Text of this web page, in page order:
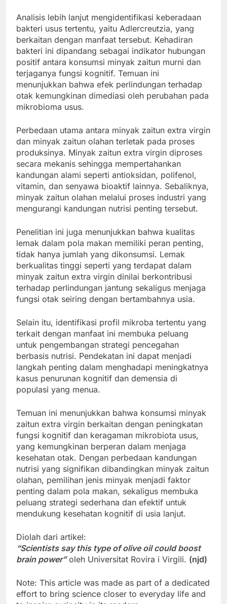
Analisis lebih lanjut mengidentifikasi keberadaan
bakteri usus tertentu, yaitu Adlercreutzia, yang
berkaitan dengan manfaat tersebut. Kehadiran
bakteri ini dipandang sebagai indikator hubungan
positif antara konsumsi minyak zaitun murni dan
terjaganya fungsi kognitif. Temuan ini
menunjukkan bahwa efek perlindungan terhadap
otak kemungkinan dimediasi oleh perubahan pada
mikrobioma usus.
Perbedaan utama antara minyak zaitun extra virgin
dan minyak zaitun olahan terletak pada proses
produksinya. Minyak zaitun extra virgin diproses
secara mekanis sehingga mempertahankan
kandungan alami seperti antioksidan, polifenol,
vitamin, dan senyawa bioaktif lainnya. Sebaliknya,
minyak zaitun olahan melalui proses industri yang
mengurangi kandungan nutrisi penting tersebut.
Penelitian ini juga menunjukkan bahwa kualitas
lemak dalam pola makan memiliki peran penting,
tidak hanya jumlah yang dikonsumsi. Lemak
berkualitas tinggi seperti yang terdapat dalam
minyak zaitun extra virgin dinilai berkontribusi
terhadap perlindungan jantung sekaligus menjaga
fungsi otak seiring dengan bertambahnya usia.
Selain itu, identifikasi profil mikroba tertentu yang
terkait dengan manfaat ini membuka peluang
untuk pengembangan strategi pencegahan
berbasis nutrisi. Pendekatan ini dapat menjadi
langkah penting dalam menghadapi meningkatnya
kasus penurunan kognitif dan demensia di
populasi yang menua.
Temuan ini menunjukkan bahwa konsumsi minyak
zaitun extra virgin berkaitan dengan peningkatan
fungsi kognitif dan keragaman mikrobiota usus,
yang kemungkinan berperan dalam menjaga
kesehatan otak. Dengan perbedaan kandungan
nutrisi yang signifikan dibandingkan minyak zaitun
olahan, pemilihan jenis minyak menjadi faktor
penting dalam pola makan, sekaligus membuka
peluang strategi sederhana dan efektif untuk
mendukung kesehatan kognitif di usia lanjut.
Diolah dari artikel:
“Scientists say this type of olive oil could boost
brain power”oleh Universitat Rovira i Virgili. (njd)
Note: This article was made as part of a dedicated
effort to bring science closer to everyday life and